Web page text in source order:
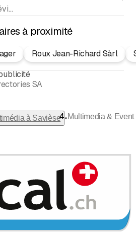
Multimédia • Radio, Télévision • Réparations
à proximité
Roux Jean-Richard Sàrl
SA
à Savièse •Multimedia & Event